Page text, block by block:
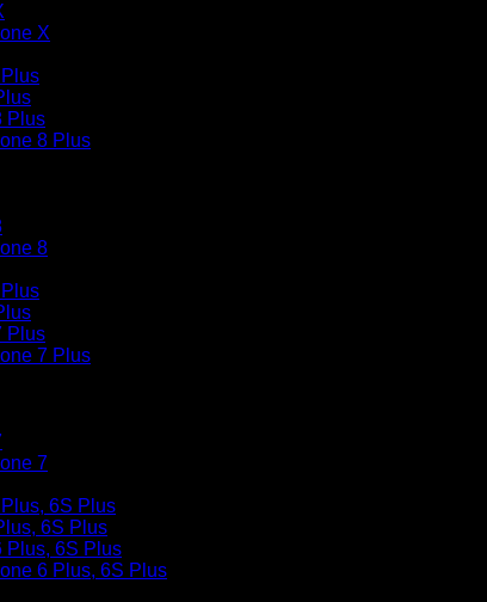
X
Plus
8 Plus
8
Plus
7 Plus
7
6S Plus
6S Plus
Plus, 6S Plus
6 Plus, 6S Plus